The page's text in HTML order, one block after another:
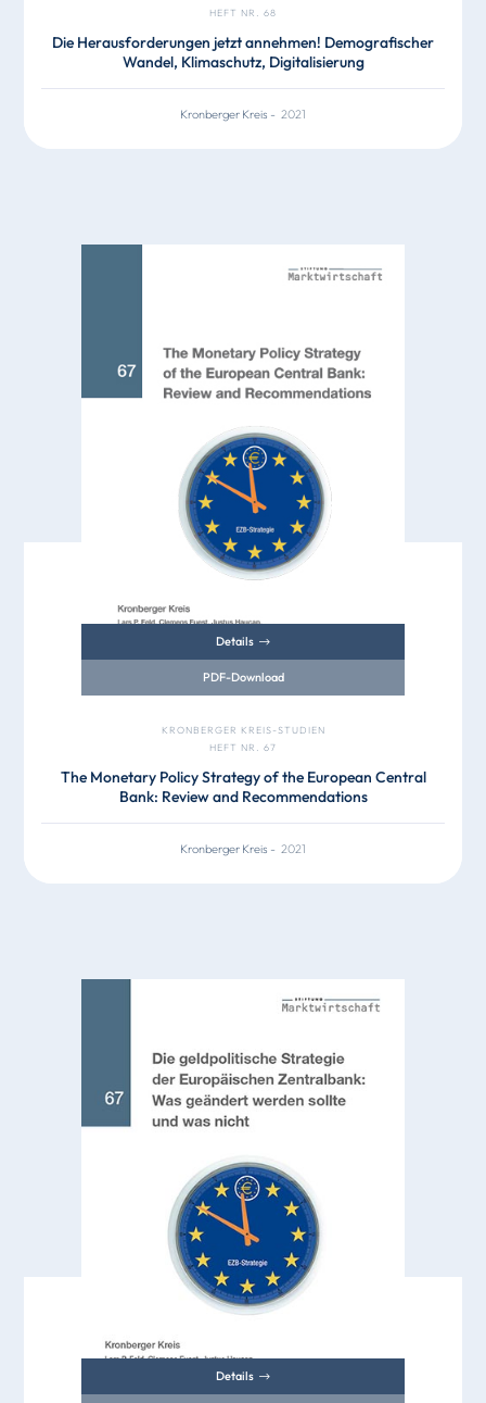
HEFT NR. 68
Die Herausforderungen jetzt annehmen! Demografischer
Wandel, Klimaschutz, Digitalisierung
Kronberger Kreis - 2021
Details
PDF-Download
KRONBERGER KREIS-STUDIEN
HEFT NR. 67
The Monetary Policy Strategy of the European Central
Bank: Review and Recommendations
Kronberger Kreis - 2021
Details